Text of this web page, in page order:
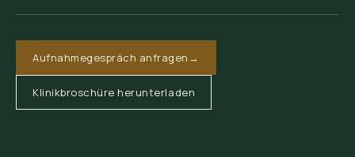
Aufnahmegespräch anfragen →
Klinikbroschüre herunterladen